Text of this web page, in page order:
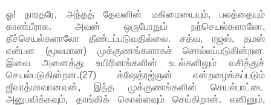
ஓ! நாரதரே, அந்தத் தேவனின் மகிமையையும், பலத்தையும்
காண்பீராக. அவன் ஒருபோதும் நற்செயல்களாலோ,
தீச்செயல்களாலோ தீண்டப்படுவதில்லை. சத்வ, ரஜஸ், தமஸ்
என்பன (மூலமான) முக்குணங்களாகச் சொல்லப்படுகின்றன.
இவை அனைத்து உயிரினங்களின் உடல்களிலும் வசித்துச்
செயல்படுகின்றன.(27) க்ஷேத்ரஜ்ஞன் என்றழைக்கப்படும்
ஜீவாத்மாவானவன், இந்த முக்குணங்களின் செயல்பாட்டை
அனுபவிக்கவும், தாங்கிக் கொள்ளவும் செய்கிறான். எனினும்,